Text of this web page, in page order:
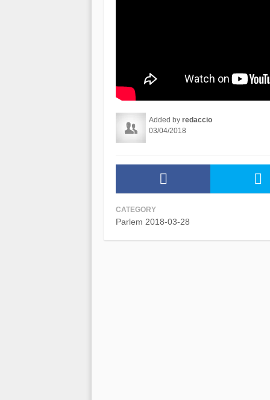
Added by redaccio
03/04/2018
CATEGORY
Parlem 2018-03-28